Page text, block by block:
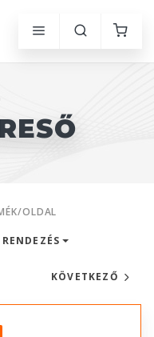
OLDAL
RENDEZÉS
KÖVETKEZŐ